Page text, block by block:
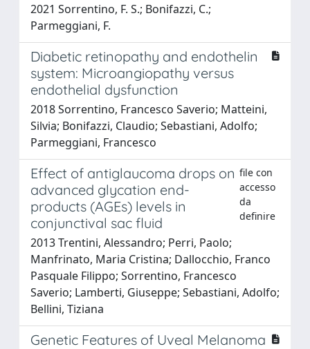
2021 Sorrentino, F. S.; Bonifazzi, C.;
Parmeggiani, F.
Diabetic retinopathy and endothelin
system: Microangiopathy versus
endothelial dysfunction
2018 Sorrentino, Francesco Saverio; Matteini,
Silvia; Bonifazzi, Claudio; Sebastiani, Adolfo;
Parmeggiani, Francesco
Effect of antiglaucoma drops on
advanced glycation end-
products (AGEs) levels in
conjunctival sac fluid
file con
accesso
da
definire
2013 Trentini, Alessandro; Perri, Paolo;
Manfrinato, Maria Cristina; Dallocchio, Franco
Pasquale Filippo; Sorrentino, Francesco
Saverio; Lamberti, Giuseppe; Sebastiani, Adolfo;
Bellini, Tiziana
Genetic Features of Uveal Melanoma